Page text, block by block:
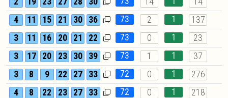
4
11 15 21 30 36 73 2 1
137
3
11 16 20 21 22 73 0 1
23
3
17 20 23 30 39 73 1 1
37
3
8 9 22 27 33 72 0 1
276
4
8 22 23 27 33 72 0 1
218